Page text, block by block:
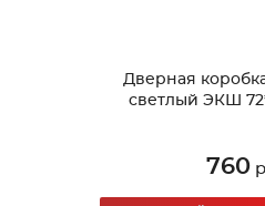
Дверная
светлый ЭКШ
760